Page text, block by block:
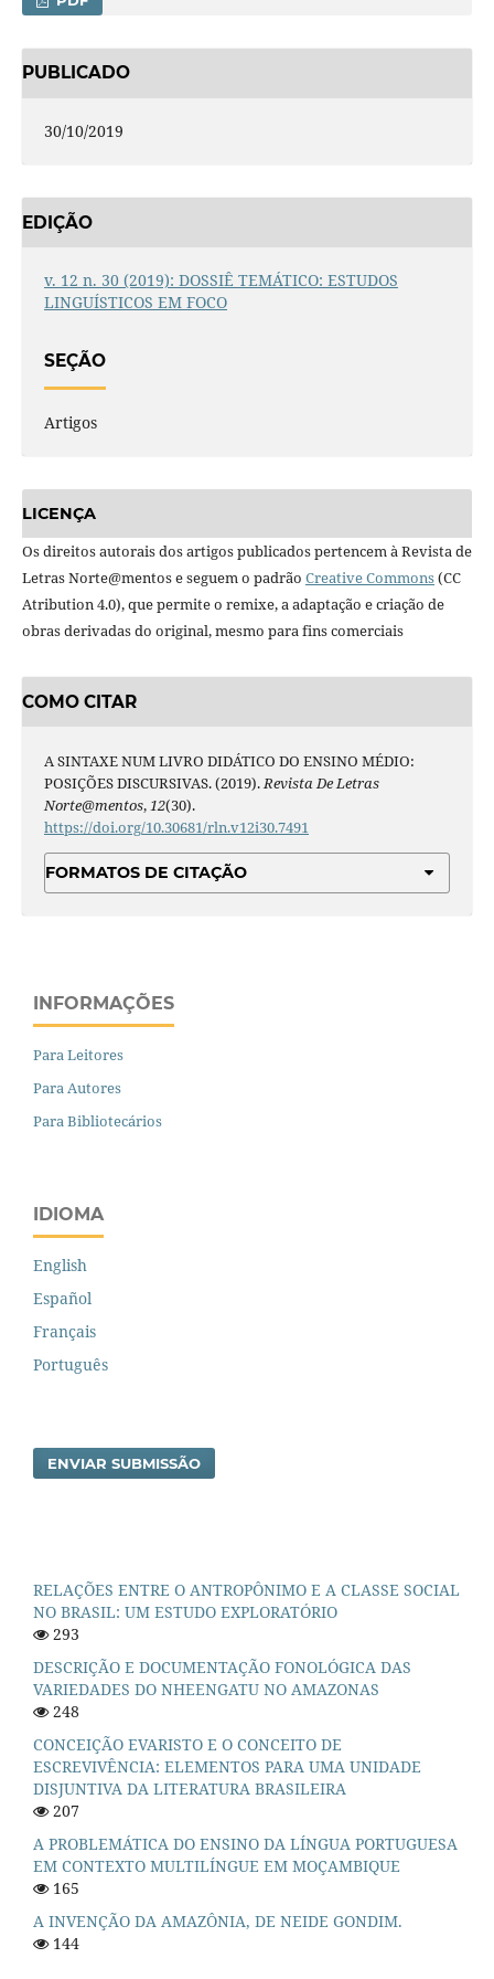
PUBLICADO
30/10/2019
EDIÇÃO
v. 12 n. 30 (2019): DOSSIÊ TEMÁTICO: ESTUDOS
LINGUÍSTICOS EM FOCO
SEÇÃO
Artigos
LICENÇA
Os direitos autorais dos artigos publicados pertencem à Revista de
Letras Norte@mentos e seguem o padrão Creative Commons(CC
Atribution 4.0), que permite o remixe, a adaptação e criação de
obras derivadas do original, mesmo para fins comerciais
COMO CITAR
A SINTAXE NUM LIVRO DIDÁTICO DO ENSINO MÉDIO:
POSIÇÕES DISCURSIVAS. (2019). Revista De Letras
Norte@mentos, 12(30).
https://doi.org/10.30681/rln.v12i30.7491
FORMATOS DE CITAÇÃO
INFORMAÇÕES
Para Leitores
Para Autores
Para Bibliotecários
IDIOMA
English
Español
Français
Português
ENVIAR SUBMISSÃO
RELAÇÕES ENTRE O ANTROPÔNIMO E A CLASSE SOCIAL
NO BRASIL: UM ESTUDO EXPLORATÓRIO
293
DESCRIÇÃO E DOCUMENTAÇÃO FONOLÓGICA DAS
VARIEDADES DO NHEENGATU NO AMAZONAS
248
CONCEIÇÃO EVARISTO E O CONCEITO DE
ESCREVIVÊNCIA: ELEMENTOS PARA UMA UNIDADE
DISJUNTIVA DA LITERATURA BRASILEIRA
207
A PROBLEMÁTICA DO ENSINO DA LÍNGUA PORTUGUESA
EM CONTEXTO MULTILÍNGUE EM MOÇAMBIQUE
165
A INVENÇÃO DA AMAZÔNIA, DE NEIDE GONDIM.
144